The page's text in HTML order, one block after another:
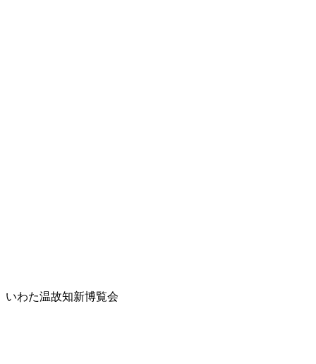
いわた温故知新博覧会